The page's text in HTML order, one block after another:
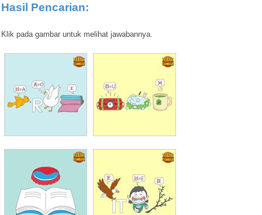
Hasil Pencarian:
Klik pada gambar untuk melihat jawabannya.